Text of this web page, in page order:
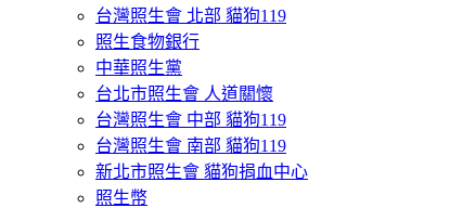
台灣照生會 北部 貓狗119
照生食物銀行
中華照生黨
台北市照生會 人道關懷
台灣照生會 中部 貓狗119
台灣照生會 南部 貓狗119
新北市照生會 貓狗捐血中心
照生幣